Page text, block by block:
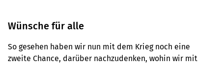
Wünsche für alle
So gesehen haben wir nun mit dem Krieg noch eine
zweite Chance, darüber nachzudenken, wohin wir mit